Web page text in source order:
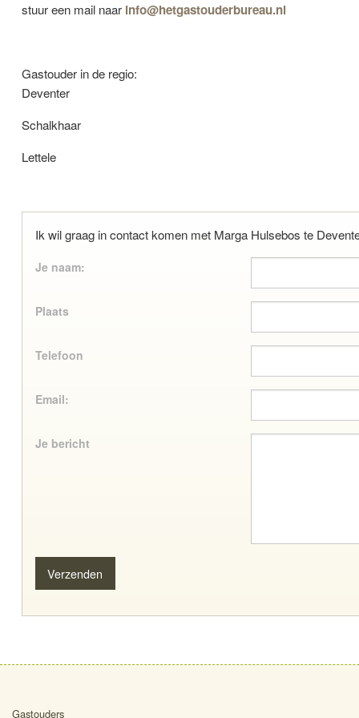
stuur een mail naar info@hetgastouderbureau.nl
Gastouder in de regio:
Deventer
Schalkhaar
Lettele
Ik wil graag in contact komen met Marga Hulsebos te
Je naam:
Plaats
Telefoon
Email:
Je bericht
Gastouders